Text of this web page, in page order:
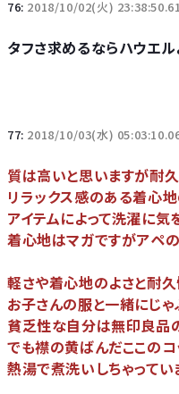
76: 2018/10/02(火)
タフさ求めるならハウエ
77: 2018/10/03(水)
質は高いと思いますが耐
リラックス感のある着心
アイテムによって洗濯に
着心地はマガですがアペ
軽さや着心地のよさと耐
お子さんの服と一緒にじ
貧乏性な自分は無印良品
でも襟の黄ばんだここの
熱湯で煮洗いしちゃって